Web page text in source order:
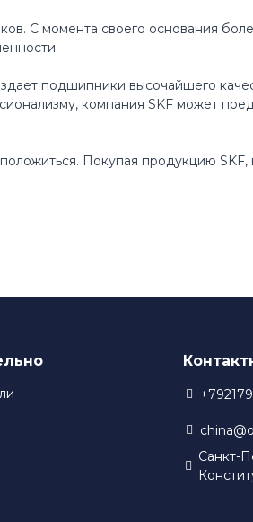
С момента своего основания
подшипники высочайшего
компания SKF может
Покупая продукцию
Санкт-